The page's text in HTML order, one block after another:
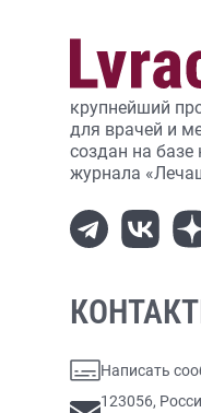
крупнейший
для врачей и
создан на базе
журнала
Написать
123056,